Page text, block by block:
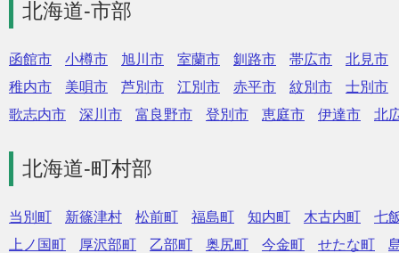
北海道-市部
函館市 小樽市 旭川市 室蘭市 釧路市 帯広市
北見市
稚内市
美唄市 芦別市 江別市 赤平市 紋別市
士別市
歌志内市
深川市 富良野市 登別市 恵庭市 伊達市 北
北海道-町村部
当別町 新篠津村 松前町 福島町 知内町 木古内町
七
上ノ国町
厚沢部町 乙部町 奥尻町 今金町 せたな町